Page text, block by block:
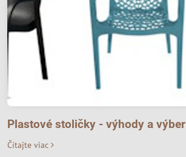
Plastové stoličky - výhody a výber
Čítajte viac